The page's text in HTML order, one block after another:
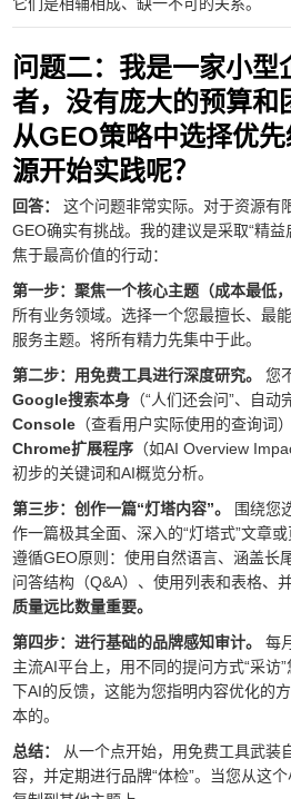
问题二：我是一家小型
者，没有庞大的预算和
从GEO策略中选择优
源开始实践呢？
回答：
这个问题非常实际。对于资源有
GEO确实有挑战。我的建议是采取“精
焦于最高价值的行动：
第一步：聚焦一个核心主题（成本最低，
所有业务领域。选择一个您最擅长、最
服务主题。将所有精力先集中于此。
第二步：用免费工具进行深度研究。
您
Google搜索本身 （“人们还会问”、自动
Console （查看用户实际使用的查询词
Chrome扩展程序 （如AI Overview
初步的关键词和AI概览分析。
第三步：创作一篇“灯塔内容”。
围绕您
作一篇极其全面、深入的“灯塔式”文章
遵循GEO原则：使用自然语言、涵盖长
问答结构（Q&A）、使用列表和表格、
质量远比数量重要。
第四步：进行基础的品牌感知审计。
每
主流AI平台上，用不同的提问方式“采访
下AI的反馈，这能为您指明内容优化的
本的。
总结：
从一个点开始，用免费工具武装
容，并定期进行品牌“体检”。当您从这